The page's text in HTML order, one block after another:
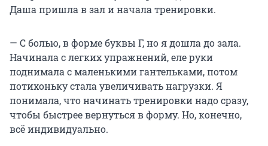
Даша пришла в зал и начала тренировки.
— С болью, в форме буквы Г, но я дошла до зала.
Начинала с легких упражнений, еле руки
поднимала с маленькими гантельками, потом
потихоньку стала увеличивать нагрузки. Я
понимала, что начинать тренировки надо сразу,
чтобы быстрее вернуться в форму. Но, конечно,
всё индивидуально.